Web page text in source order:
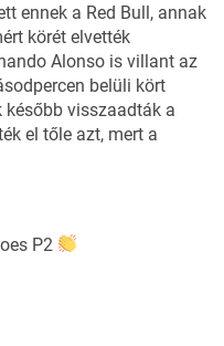
ennek a Red Bull, annak
körét elvették
Alonso is villant az
belüli kört
visszaadták a
el tőle azt, mert a
P2